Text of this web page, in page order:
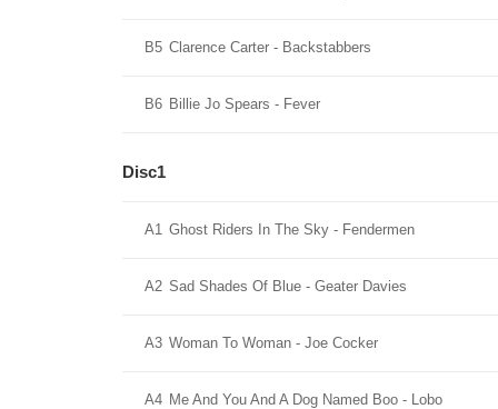
B5 Clarence Carter - Backstabbers
B6 Billie Jo Spears - Fever
Disc1
A1 Ghost Riders In The Sky - Fendermen
A2 Sad Shades Of Blue - Geater Davies
A3 Woman To Woman - Joe Cocker
A4 Me And You And A Dog Named Boo - Lobo